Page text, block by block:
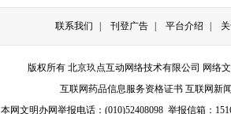
联系我们 刊登广告 平台介绍
版权所有 北京玖点互动网络技术有限公司 网络
互联网药品信息服务资格证书 互联网新
本网文明办网举报电话：(010)52408098 举报信箱：